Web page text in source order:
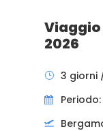
Viaggio
2026
3 giorni